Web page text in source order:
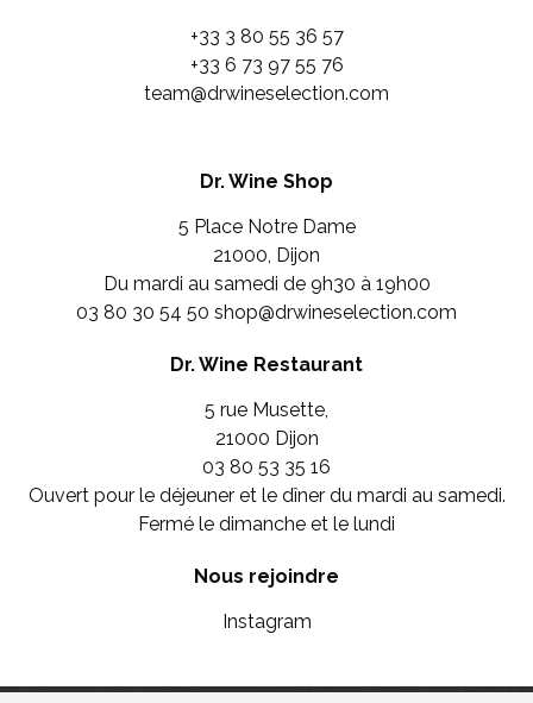
+33 3 80 55 36 57
+33 6 73 97 55 76
team@drwineselection.com
Dr. Wine Shop
5 Place Notre Dame
21000, Dijon
Du mardi au samedi de 9h30 à 19h00
03 80 30 54 50 shop@drwineselection.com
Dr. Wine Restaurant
5 rue Musette,
21000 Dijon
03 80 53 35 16
Ouvert pour le déjeuner et le dîner du mardi au samedi.
Fermé le dimanche et le lundi
Nous rejoindre
Instagram